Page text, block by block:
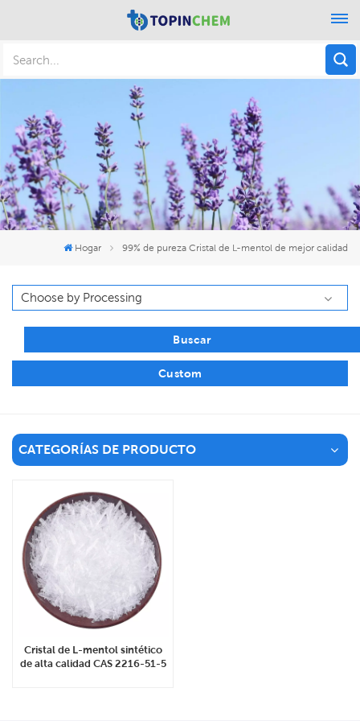
Hogar 99% de pureza Cristal de L-mentol de mejor calidad
Buscar
Custom
CATEGORÍAS DE PRODUCTO
Cristal de L-mentol sintético
de alta calidad CAS 2216-51-5